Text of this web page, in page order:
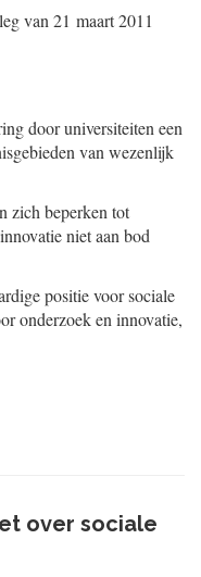
van 21 maart 2011
door universiteiten een
van wezenlijk
zich beperken tot
niet aan bod
positie voor sociale
onderzoek en innovatie,
over sociale